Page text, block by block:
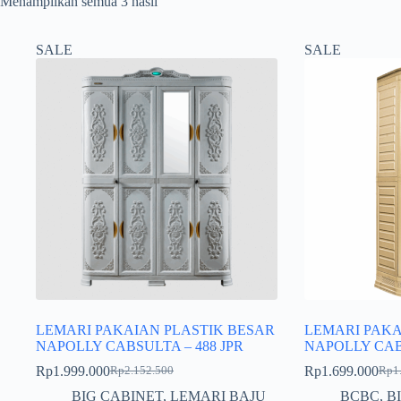
SALE
LEMARI PAKAIAN PLASTIK BESAR
NAPOLLY CABSULTA – 488 JPR
Rp2.152.500
Harga
aslinya
Rp1.999.000Harga
saat
BIG CABINET, LEMARI BAJU
SALE
LEMARI
NAPOLLY
Rp
Rp1.699.000
saat
BCBC,